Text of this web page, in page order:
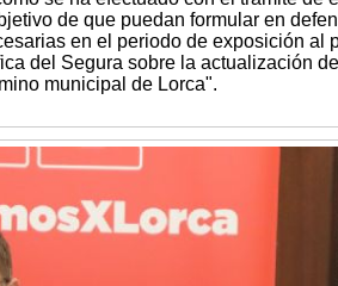
de que puedan formular en
en el periodo de exposición al
del Segura sobre la actualización
municipal de Lorca".